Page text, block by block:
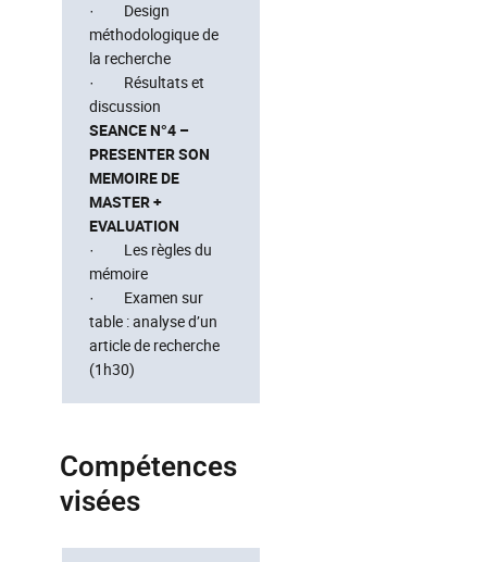
· Design
méthodologique de
la recherche
· Résultats et
discussion
SEANCE N°4 –
PRESENTER SON
MEMOIRE DE
MASTER +
EVALUATION
· Les règles du
mémoire
· Examen sur
table : analyse d’un
article de recherche
(1h30)
Compétences
visées